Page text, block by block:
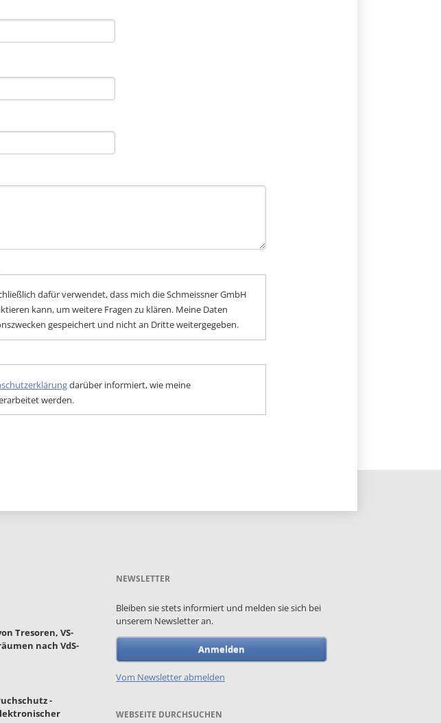
dafür verwendet, dass mich die Schmeissner GmbH
kann, um weitere Fragen zu klären. Meine Daten
gespeichert und nicht an Dritte weitergegeben.
darüber informiert, wie meine
werden.
Tresoren, VS-
nach VdS-
-
NEWSLETTER
Bleiben sie stets informiert und melden sie sich bei
unserem Newsletter an.
Anmelden
Vom Newsletter abmelden
WEBSEITE DURCHSUCHEN